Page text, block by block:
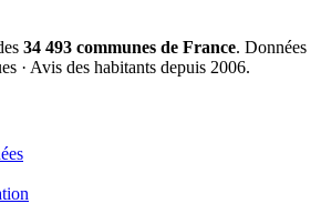
34 493 communes de France. Données
· Avis des habitants depuis 2006.